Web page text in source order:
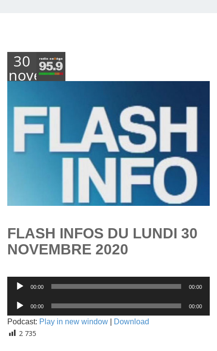
30
novembre
FLASH INFOS DU LUNDI 30
NOVEMBRE 2020
Lecteur
audio
00:00 00:00
Lecteur
audio
00:00 00:00
Podcast: Play in new window Download
2 735